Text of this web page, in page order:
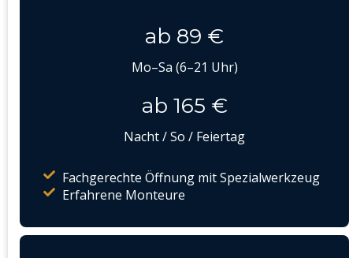
ab 89 €
Mo–Sa (6–21 Uhr)
ab 165 €
Nacht / So / Feiertag
Fachgerechte Öffnung mit Spezialwerkzeug
Erfahrene Monteure